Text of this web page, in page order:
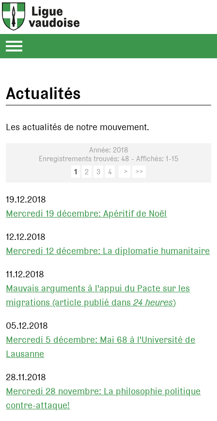
Actualités
Les actualités de notre mouvement.
Année: 2018
Enregistrements trouvés: 48 - Affichés: 1-15
1
2 3 4 > >>
19.12.2018
Mercredi 19 décembre: Apéritif de Noël
12.12.2018
Mercredi 12 décembre: La diplomatie humanitaire
11.12.2018
Mauvais arguments à l'appui du Pacte sur les
migrations (article publié dans24 heures)
05.12.2018
Mercredi 5 décembre: Mai 68 à l'Université de
Lausanne
28.11.2018
Mercredi 28 novembre: La philosophie politique
contre-attaque!